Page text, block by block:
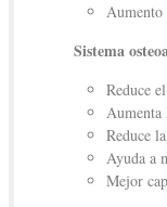
Aumento
Sistema
Reduce
Aumenta
Reduce
Ayuda a
Mejor